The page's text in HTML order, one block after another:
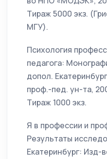
Тираж 5000 экз.
МГУ).
Психология
педагога:
допол.
проф.-пед. ун-та,
Тираж 1000 экз.
Я в профессии и
Результаты
Екатеринбург: Изд-